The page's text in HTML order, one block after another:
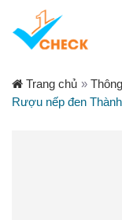
Trang chủ »
Rượu nếp đen